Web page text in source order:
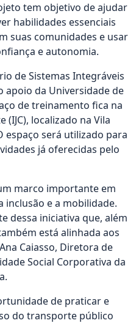
tem objetivo de ajudar
habilidades essenciais
suas comunidades e usar
e autonomia.
de Sistemas Integráveis
apoio da Universidade de
de treinamento fica na
(IJC), localizado na Vila
espaço será utilizado para
já oferecidas pelo
marco importante em
inclusão e a mobilidade.
dessa iniciativa que, além
está alinhada aos
Caiasso, Diretora de
Social Corporativa da
de praticar e
do transporte público